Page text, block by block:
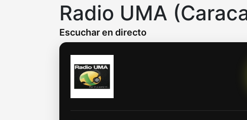
Radio UMA
Escuchar en directo